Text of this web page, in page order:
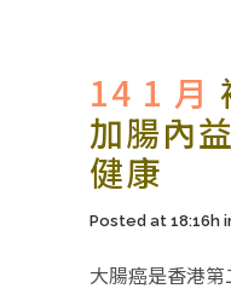
14 1 月
加腸內
健康
Posted at 18:16h
大腸癌是香港